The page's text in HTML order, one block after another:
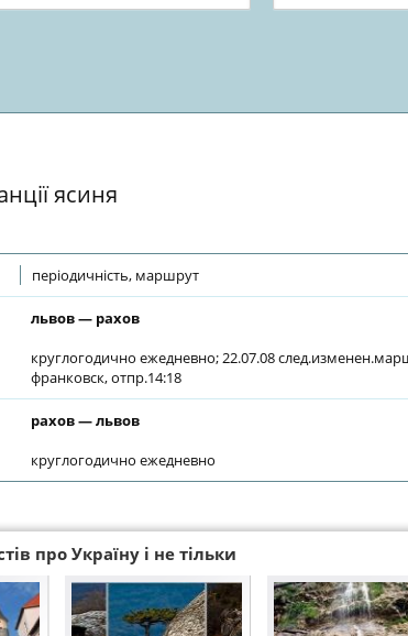
ясиня
періодичність, маршрут
львов — рахов
круглогодично ежедневно; 22.07.08
франковск, отпр.14:18
рахов — львов
круглогодично ежедневно
про Україну і не тільки